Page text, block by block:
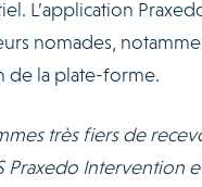
L’application
nomades,
de la plate-forme.
très fiers de
Praxedo Intervention